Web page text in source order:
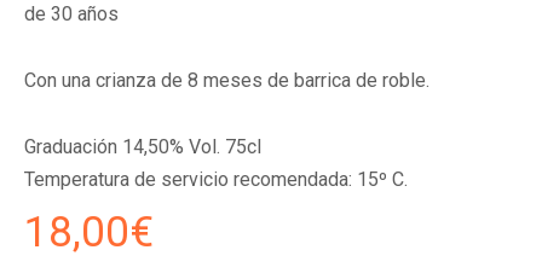
de 30 años
Con una crianza de 8 meses de barrica de roble.
Graduación 14,50% Vol. 75cl
Temperatura de servicio recomendada: 15º C.
18,00€